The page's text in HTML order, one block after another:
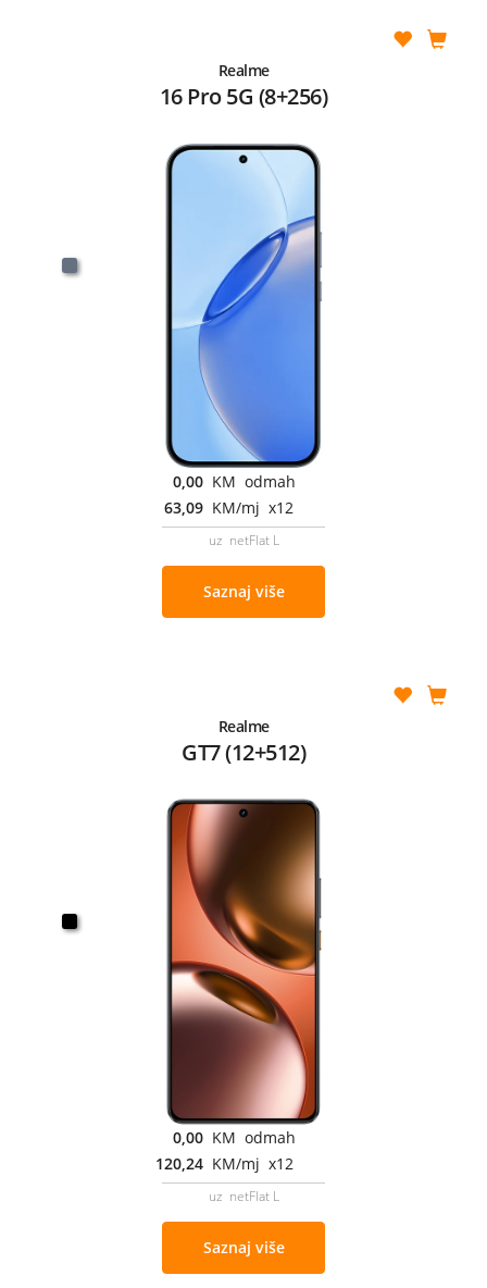
Realme
16 Pro 5G (8+256)
0,00 KM odmah
63,09 KM/mj x12
uz netFlat L
Saznaj više
Realme
GT7 (12+512)
0,00 KM odmah
120,24 KM/mj x12
uz netFlat L
Saznaj više